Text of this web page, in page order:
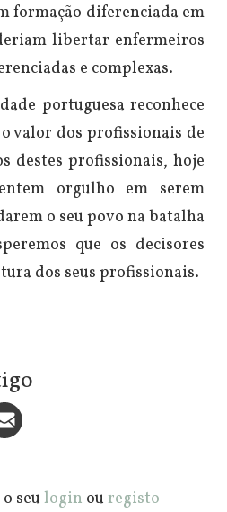
formação diferenciada em
libertar enfermeiros
e complexas.
portuguesa reconhece
valor dos profissionais de
destes profissionais, hoje
orgulho em serem
o seu povo na batalha
que os decisores
dos seus profissionais.
seu login ou registo